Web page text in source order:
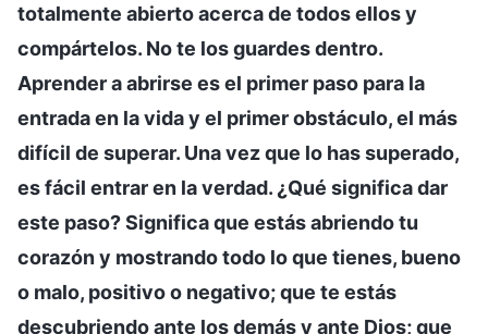
totalmente abierto acerca de todos ellos y
compártelos. No te los guardes dentro.
Aprender a abrirse es el primer paso para la
entrada en la vida y el primer obstáculo, el más
difícil de superar. Una vez que lo has superado,
es fácil entrar en la verdad. ¿Qué significa dar
este paso? Significa que estás abriendo tu
corazón y mostrando todo lo que tienes, bueno
o malo, positivo o negativo; que te estás
descubriendo ante los demás y ante Dios; que